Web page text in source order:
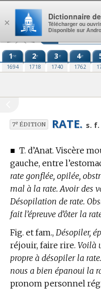
Aller au contenu
1re
1694
2e
1718
3e
1740
4e
1762
7eÉDITION RATE. s. f.
■ T. d’Anat. Viscère
gauche, entre
rate gonflée, opilée,
mal à la rate. Avoir des
Désopilation de rate.
fait l’épreuve d’ôter la
Fig. et fam., Désopiler,
réjouir, faire rire. Voilà
propre à désopiler la
nous a bien épanoui la
pronom personnel
×
Dictionnaire
Télécharger ou
Disponible sur